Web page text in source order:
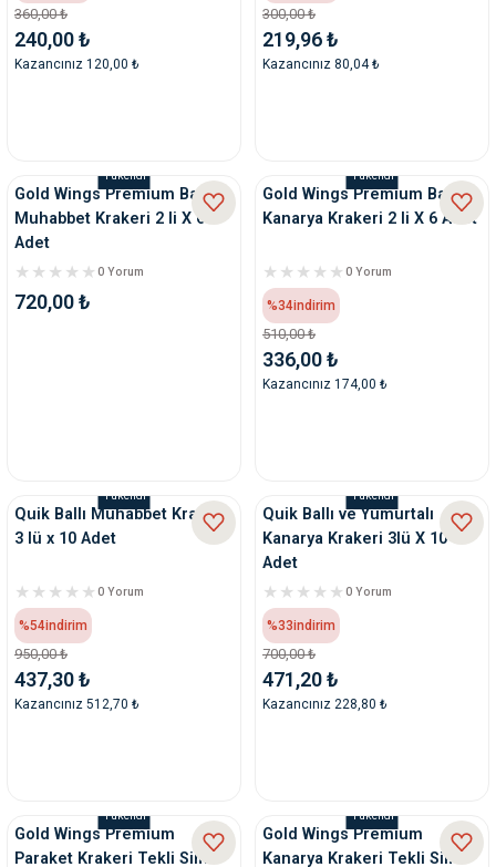
360,00 ₺
240,00 ₺
Kazancınız 120,00 ₺
300,00 ₺
219,96 ₺
Kazancınız 80,04 ₺
Tükendi
Gold Wings Premium Ballı
Muhabbet Krakeri 2 li X 6
Adet
0 Yorum
720,00 ₺
Tükendi
Gold Wings Premium Ballı
Kanarya Krakeri 2 li X 6 Adet
0 Yorum
%34indirim
510,00 ₺
336,00 ₺
Kazancınız 174,00 ₺
Tükendi
Quik Ballı Muhabbet Krakeri
3 lü x 10 Adet
0 Yorum
%54indirim
950,00 ₺
437,30 ₺
Kazancınız 512,70 ₺
Tükendi
Quik Ballı ve Yumurtalı
Kanarya Krakeri 3lü X 10
Adet
0 Yorum
%33indirim
700,00 ₺
471,20 ₺
Kazancınız 228,80 ₺
Tükendi
Gold Wings Premium
Paraket Krakeri Tekli Simit
Tükendi
Gold Wings Premium
Kanarya Krakeri Tekli Simit